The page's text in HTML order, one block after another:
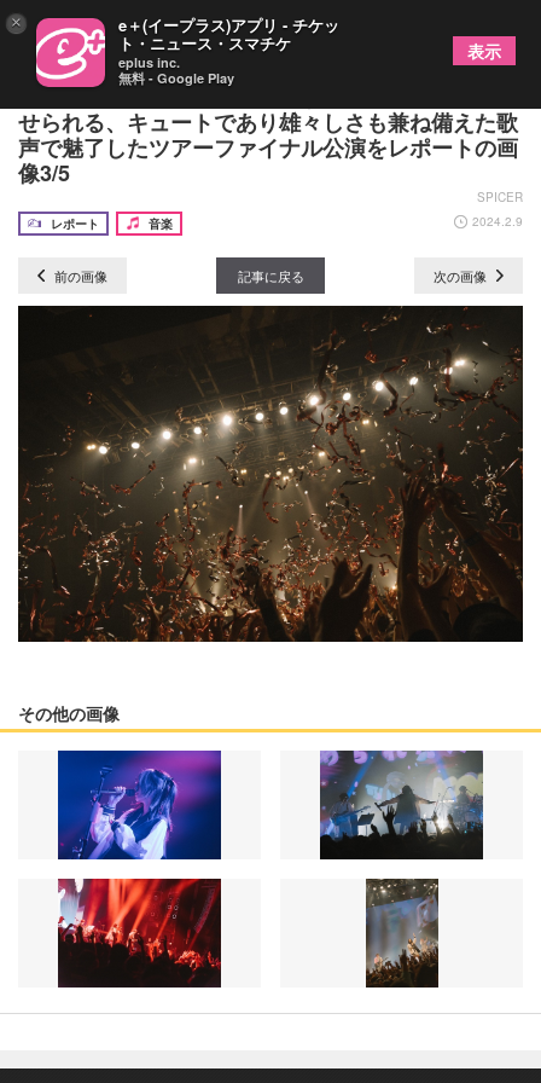
ナナヲアカリ ライブで体感すると一際ワクワクさ
せられる、キュートであり雄々しさも兼ね備えた歌
声で魅了したツアーファイナル公演をレポートの画
像3/5
SPICER
レポート
音楽 2024.2.9
前の画像 記事に戻る 次の画像
その他の画像
× e＋(イープラス)アプリ - チケッ
ト・ニュース・スマチケ
eplus inc.
無料 - Google Play
表示